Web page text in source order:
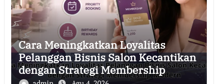
Cara Meningkatkan Loyalitas
Pelanggan Bisnis Salon Kecantikan
dengan Strategi Membership